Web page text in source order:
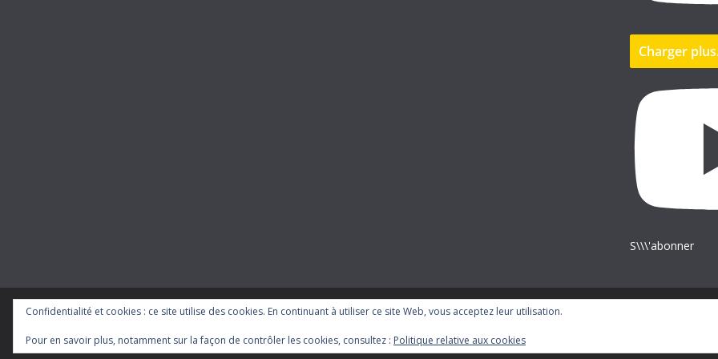
Charger
S\\\'abonner
Copyright © 2026 cgt-ratp. Tous droits réservés.
ThemeColorMag par ThemeGrill. Propulsé parWordPress.
Confidentialité et cookies : ce site utilise des cookies. En continuant à utiliser ce site Web, vous acceptez leur utilisation.
Pour en savoir plus, notamment sur la façon de contrôler les cookies, consultez : Politique relative aux cookies